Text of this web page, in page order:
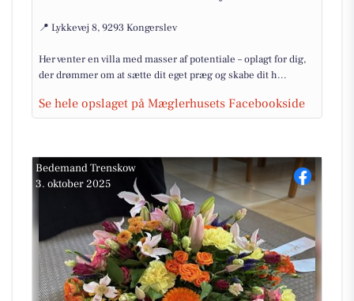
📍 Lykkevej 8, 9293 Kongerslev
Her venter en villa med masser af potentiale – oplagt for dig,
der drømmer om at sætte dit eget præg og skabe dit h...
Se hele opslaget på Mæglerhusets Facebookside
Bedemand Trenskow
3. oktober 2025